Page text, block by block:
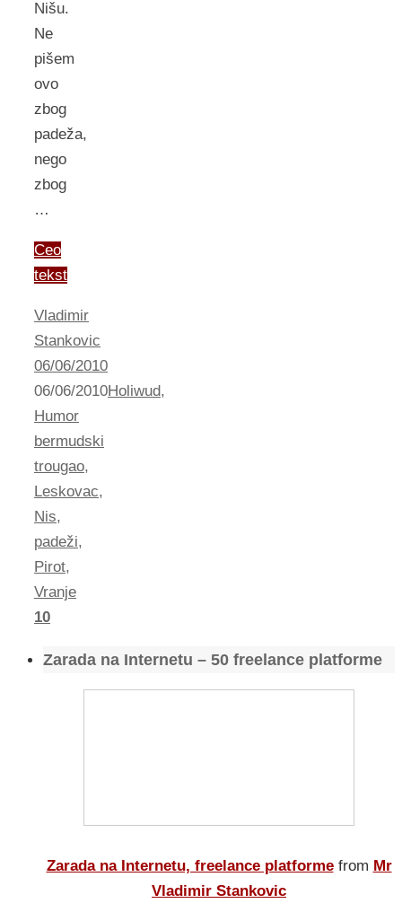
Nišu.
Ne
pišem
ovo
zbog
padeža,
nego
zbog
…
Ceo
tekst
Vladimir
Stankovic
06/06/2010
06/06/2010Holiwud,
Humor
bermudski
trougao,
Leskovac,
Nis,
padeži,
Pirot,
Vranje
10
Zarada na Internetu – 50 freelance platforme
Zarada na Internetu, freelance platforme from Mr
Vladimir Stankovic